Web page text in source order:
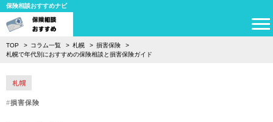
保険相談おすすめナビ
TOP コラム一覧 札幌
損害保険
札幌で年代別におすすめの保険相談と損害保険ガイド
札幌
損害保険